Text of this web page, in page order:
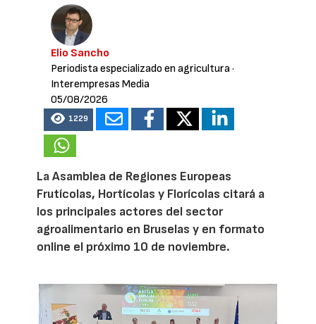
Elio Sancho
Periodista especializado en agricultura·
Interempresas Media
05/08/2026
1229
La Asamblea de Regiones Europeas
Frutícolas, Hortícolas y Florícolas citará a
los principales actores del sector
agroalimentario en Bruselas y en formato
online el próximo 10 de noviembre.